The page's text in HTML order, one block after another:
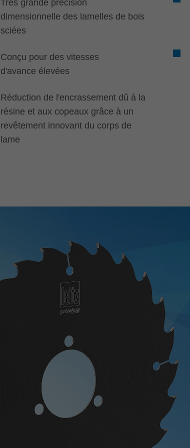
Très grande précision
dimensionnelle des lamelles de bois
sciées
Conçu pour des vitesses
d'avance élevées
Réduction de l'encrassement dû à la
résine et aux copeaux grâce à un
revêtement innovant du corps de
lame